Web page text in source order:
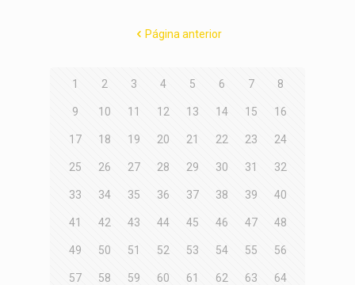
Página anterior
1 2 3 4 5 6 7 8
9 10 11 12 13 14 15 16
17 18 19 20 21 22 23 24
25 26 27 28 29 30 31 32
33 34 35 36 37 38 39 40
41 42 43 44 45 46 47 48
49 50 51 52 53 54 55 56
57 58 59 60 61 62 63 64